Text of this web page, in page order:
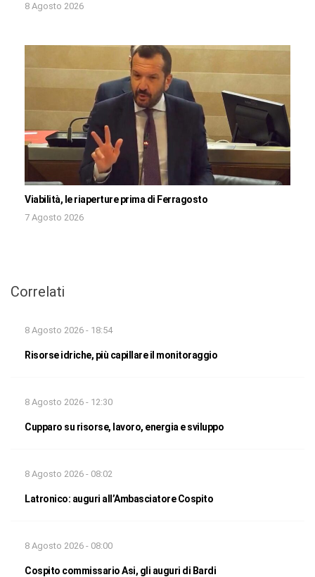
8 Agosto 2026
Viabilità, le riaperture prima di Ferragosto
7 Agosto 2026
Correlati
8 Agosto 2026 - 18:54
Risorse idriche, più capillare il monitoraggio
8 Agosto 2026 - 12:30
Cupparo su risorse, lavoro, energia e sviluppo
8 Agosto 2026 - 08:02
Latronico: auguri all’Ambasciatore Cospito
8 Agosto 2026 - 08:00
Cospito commissario Asi, gli auguri di Bardi